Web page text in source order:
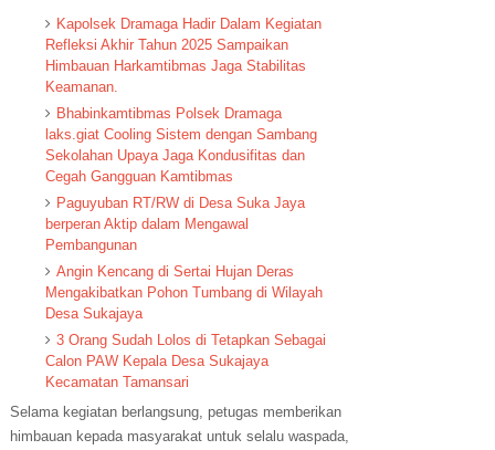
Kapolsek Dramaga Hadir Dalam Kegiatan
Refleksi Akhir Tahun 2025 Sampaikan
Himbauan Harkamtibmas Jaga Stabilitas
Keamanan.
Bhabinkamtibmas Polsek Dramaga
laks.giat Cooling Sistem dengan Sambang
Sekolahan Upaya Jaga Kondusifitas dan
Cegah Gangguan Kamtibmas
Paguyuban RT/RW di Desa Suka Jaya
berperan Aktip dalam Mengawal
Pembangunan
Angin Kencang di Sertai Hujan Deras
Mengakibatkan Pohon Tumbang di Wilayah
Desa Sukajaya
3 Orang Sudah Lolos di Tetapkan Sebagai
Calon PAW Kepala Desa Sukajaya
Kecamatan Tamansari
Selama kegiatan berlangsung, petugas memberikan
himbauan kepada masyarakat untuk selalu waspada,